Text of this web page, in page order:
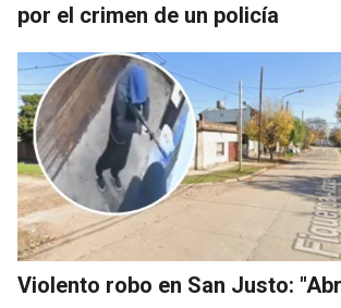
por el crimen de un policía
Violento robo en San Justo: